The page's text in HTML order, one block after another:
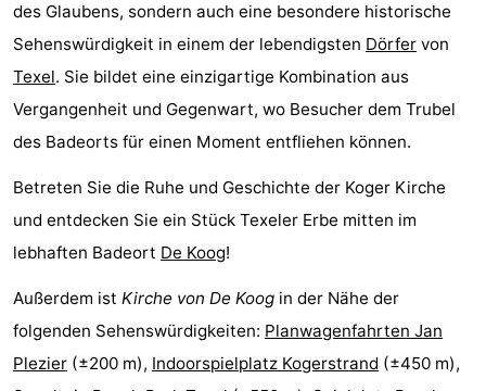
Denkmäler
-
Kirchen
-
Mühlen
-
Aussichtspunkte
Attraktionen
-
Bauernhöfe
-
Spielplätze
-
des Glaubens, sondern auch eine besondere historische
Sehenswürdigkeit in einem der lebendigsten Dörfer von
Texel. Sie bildet eine einzigartige Kombination aus
Vergangenheit und Gegenwart, wo Besucher dem Trubel
des Badeorts für einen Moment entfliehen können.
Betreten Sie die Ruhe und Geschichte der Koger Kirche
und entdecken Sie ein Stück Texeler Erbe mitten im
lebhaften Badeort De Koog!
Außerdem ist Kirche von De Koog in der Nähe der
folgenden Sehenswürdigkeiten: Planwagenfahrten Jan
Plezier (±200 m), Indoorspielplatz Kogerstrand (±450 m),